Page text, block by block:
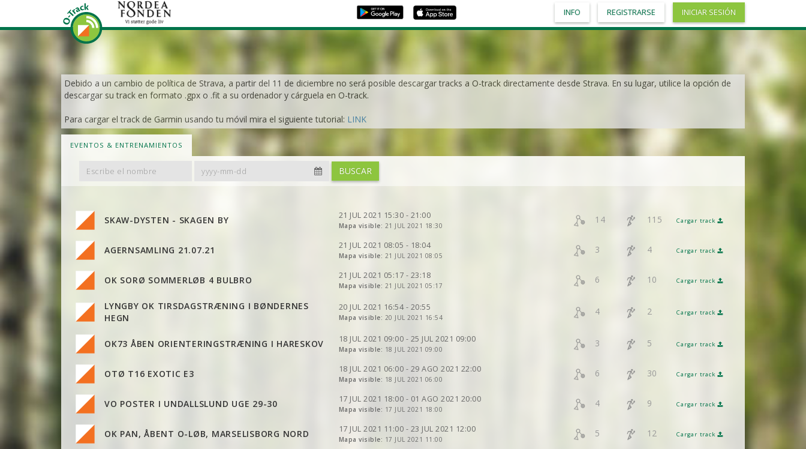
Debido a un cambio de política de Strava, a partir del 11 de diciembre no será posible descargar tracks a O-track directamente desde Strava. En su lugar, utilice la opción de
descargar su track en formato .gpx o .fit a su ordenador y cárguela en O-track.
Para cargar el track de Garmin usando tu móvil mira el siguiente tutorial: LINK
EVENTOS & ENTRENAMIENTOS
Filter
By
By
BUSCAR
SKAW-DYSTEN - SKAGEN BY 21 JUL 2021 15:30 - 21:00
Mapa visible: 21 JUL 2021 18:30
14 115 Cargar track
VER
2DRERUN
VER
VER
2DRERUN
2DRERUN
2DRERUN
2DRERUN
2DRERUN
AGERNSAMLING 21.07.21 21 JUL 2021 08:05 - 18:04
Mapa visible: 21 JUL 2021 08:05
3 4 Cargar track
2DRERUN
2DRERUN
2DRERUN
OK SORØ SOMMERLØB 4 BULBRO 21 JUL 2021 05:17 - 23:18
Mapa visible: 21 JUL 2021 05:17
6 10 Cargar track
2DRERUN
2DRERUN
2DRERUN
2DRERUN
2DRERUN
LYNGBY OK TIRSDAGSTRÆNING I BØNDERNES
HEGN
20 JUL 2021 16:54 - 20:55
Mapa visible: 20 JUL 2021 16:54
4 2 Cargar track
2DRERUN
2DRERUN
VER
2DRERUN
2DRERUN
OK73 ÅBEN ORIENTERINGSTRÆNING I HARESKOV 18 JUL 2021 09:00 - 25 JUL 2021 09:00
Mapa visible: 18 JUL 2021 09:00
3 5 Cargar track
2DRERUN
2DRERUN
2DRERUN
OTØ T16 EXOTIC E3 18 JUL 2021 06:00 - 29 AGO 2021 22:00
Mapa visible: 18 JUL 2021 06:00
6 30 Cargar track
VER
2DRERUN
2DRERUN
2DRERUN
VER
2DRERUN
2DRERUN
2DRERUN
VO POSTER I UNDALLSLUND UGE 29-30 17 JUL 2021 18:00 - 01 AGO 2021 20:00
Mapa visible: 17 JUL 2021 18:00
4 9 Cargar track
2DRERUN
2DRERUN
2DRERUN
2DRERUN
OK PAN, ÅBENT O-LØB, MARSELISBORG NORD 17 JUL 2021 11:00 - 23 JUL 2021 12:00
Mapa visible: 17 JUL 2021 11:00
5 12 Cargar track
2DRERUN
2DRERUN
2DRERUN
2DRERUN
2DRERUN
2DRERUN
2DRERUN
2DRERUN
VER
2DRERUN
VER
2DRERUN
INFO REGISTRARSE INICIAR SESIÓN